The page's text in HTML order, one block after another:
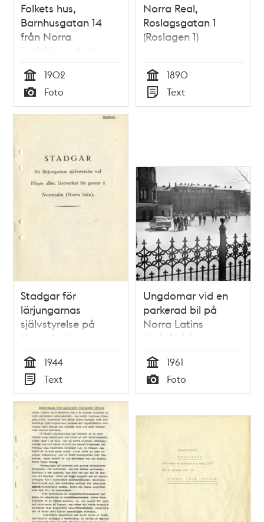
Folkets hus,
Barnhusgatan 14
från Norra
Latinläroverkets
skolgård
Tid
1902
Typ
Foto
Norra Real,
Roslagsgatan 1
(Roslagen 1)
Tid
1890
Typ
Text
Stadgar för
lärjungarnas
självstyrelse på
Norra Latins
allmänna läroverk -
1944
Tid
1944
Typ
Text
Ungdomar vid en
parkerad bil på
Norra Latins
skolgård. I
förgrunden ett
järnstaket
Tid
1961
Typ
Foto